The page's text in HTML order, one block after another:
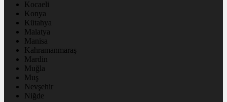
Kocaeli
Konya
Kütahya
Malatya
Manisa
Kahramanmaraş
Mardin
Muğla
Muş
Nevşehir
Niğde